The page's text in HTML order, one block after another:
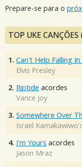
Prepare-se para o
TOP UKE
1. Can't Help Falling
Elvis Presley
2. Riptide acordes
Vance Joy
3. Somewhere Over
Israel
4. I'm Yours acordes
Jason Mraz